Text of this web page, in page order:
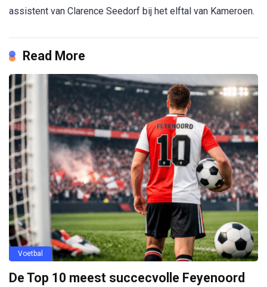
assistent van Clarence Seedorf bij het elftal van Kameroen.
Read More
Voetbal
De Top 10 meest succecvolle Feyenoord